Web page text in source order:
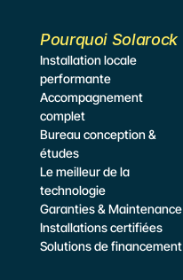
Pourquoi Solarock
Installation locale
performante
Accompagnement
complet
Bureau conception &
études
Le meilleur de la
technologie
Garanties & Maintenance
Installations certifiées
Solutions de financement